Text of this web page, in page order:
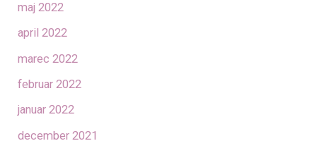
maj 2022
april 2022
marec 2022
februar 2022
januar 2022
december 2021